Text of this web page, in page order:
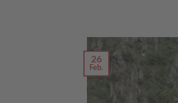
26
Feb.